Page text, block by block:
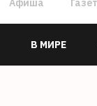
Афиша
В МИРЕ